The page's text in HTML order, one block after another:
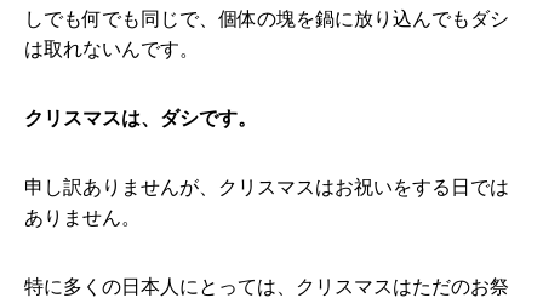
しでも何でも同じで、個体の塊を鍋に放り込んでもダシ
は取れないんです。
クリスマスは、ダシです。
申し訳ありませんが、クリスマスはお祝いをする日では
ありません。
特に多くの日本人にとっては、クリスマスはただのお祭